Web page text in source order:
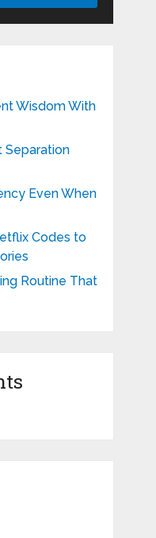
Wisdom With
Separation
Even When
Codes to
Routine That